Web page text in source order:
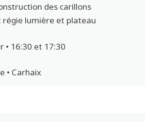
des carillons
: régie lumière et plateau
• 16:30 et 17:30
• Carhaix